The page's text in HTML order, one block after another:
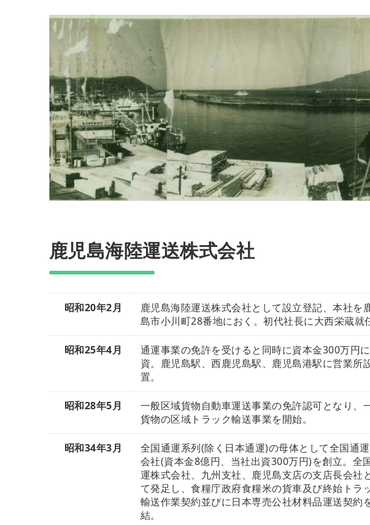
鹿児島海陸運送株式会社
昭和20年2月
鹿児島海陸運送株式会社として設立登記、本社を
島市小川町28番地におく。初代社長に大西栄蔵就
昭和25年4月
通運事業の免許を受けると同時に資本金300万円
資。鹿児島駅、西鹿児島駅、鹿児島港駅に営業所
置。
昭和28年5月
一般区域貨物自動車運送事業の免許認可となり、
貨物の区域トラック輸送事業を開始。
昭和34年3月
全国通運系列(除く日本通運)の母体として全国通
会社(資本金8億円、当社出資300万円)を創立。全
運株式会社、九州支社、鹿児島支店の支店長会社
て発足し、食糧庁政府食糧米の貨車及び終始トラ
輸送作業契約並びに日本専売公社材料品運送契約
結。